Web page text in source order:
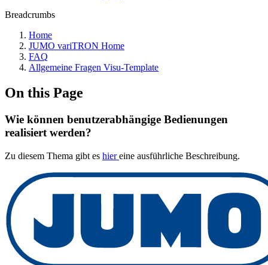
Breadcrumbs
Home
JUMO variTRON Home
FAQ
Allgemeine Fragen Visu-Template
On this Page
Wie können benutzerabhängige Bedienungen
realisiert werden?
Zu diesem Thema gibt es hiereine ausführliche Beschreibung.